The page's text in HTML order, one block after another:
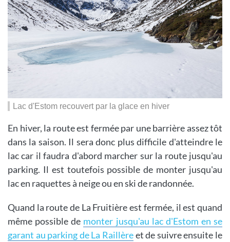
Lac d'Estom recouvert par la glace en hiver
En hiver, la route est fermée par une barrière assez tôt
dans la saison. Il sera donc plus difficile d'atteindre le
lac car il faudra d'abord marcher sur la route jusqu'au
parking. Il est toutefois possible de monter jusqu'au
lac en raquettes à neige ou en ski de randonnée.
Quand la route de La Fruitière est fermée, il est quand
même possible de monter jusqu'au lac d'Estom en se
garant au parking de La Raillèreet de suivre ensuite le